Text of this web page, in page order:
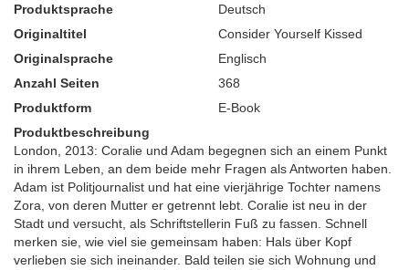
Produktsprache
Deutsch
Originaltitel
Consider Yourself Kissed
Originalsprache
Englisch
Anzahl Seiten
368
Produktform
E-Book
Produktbeschreibung
London, 2013: Coralie und Adam begegnen sich an einem Punkt
in ihrem Leben, an dem beide mehr Fragen als Antworten haben.
Adam ist Politjournalist und hat eine vierjährige Tochter namens
Zora, von deren Mutter er getrennt lebt. Coralie ist neu in der
Stadt und versucht, als Schriftstellerin Fuß zu fassen. Schnell
merken sie, wie viel sie gemeinsam haben: Hals über Kopf
verlieben sie sich ineinander. Bald teilen sie sich Wohnung und